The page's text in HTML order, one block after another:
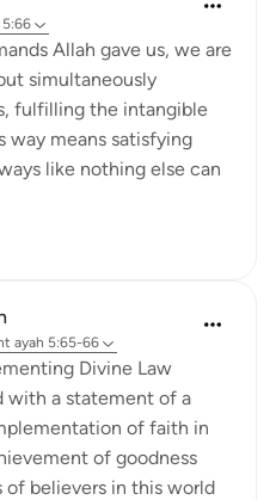
5:66
Allah gave us, we are
simultaneously
fulfilling the intangible
way means satisfying
like nothing else can
ayah 5:65-66
Divine Law
with a statement of a
of faith in
of goodness
of believers in this world